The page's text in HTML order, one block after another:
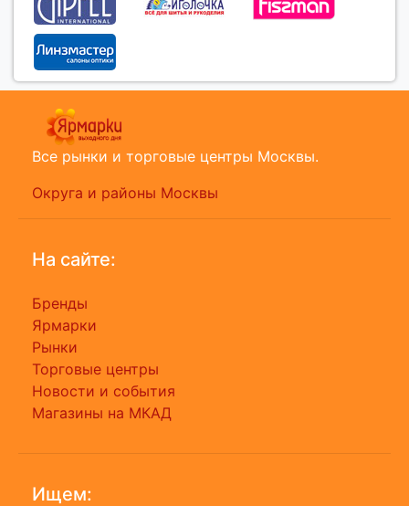
Все рынки и торговые центры Москвы.
Округа и районы Москвы
На сайте:
Бренды
Ярмарки
Рынки
Торговые центры
Новости и события
Магазины на МКАД
Ищем: